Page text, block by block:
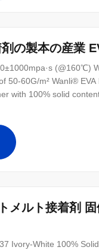
の製本の産業
(@160℃)
50-60G/m² Wanli®
with 100% solid
ルト接着剤 固
Ivory-White 100%